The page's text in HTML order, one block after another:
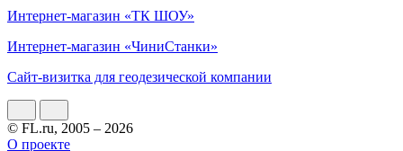
Интернет-магазин «ТК ШОУ»
Интернет-магазин «ЧиниСтанки»
Сайт-визитка для геодезической компании
© FL.ru, 2005 – 2026
О проекте